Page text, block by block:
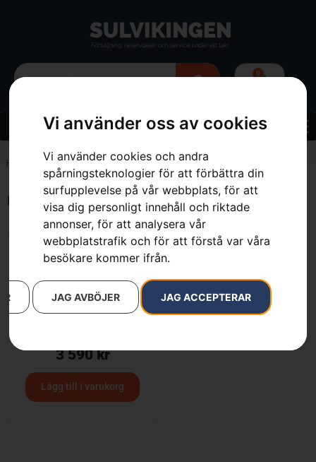
Vi använder oss av cookies
Vi använder cookies och andra
spårningsteknologier för att förbättra din
surfupplevelse på vår webbplats, för att
visa dig personligt innehåll och riktade
annonser, för att analysera vår
webbplatstrafik och för att förstå var våra
besökare kommer ifrån.
JAG ACCEPTERAR
JAG AVBÖJER
0
Hem 7393080486134
Endast ett sökresultat
3 590kr
Lägg till i varukorg